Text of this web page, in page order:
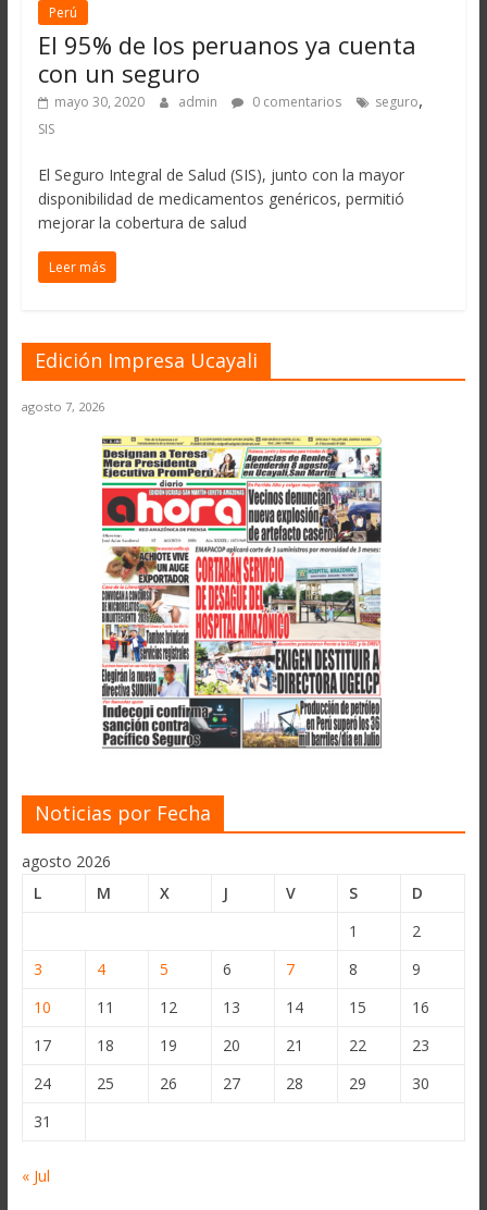
Perú
El 95% de los peruanos ya cuenta
con un seguro
mayo 30, 2020 admin 0 comentarios seguro,
SIS
El Seguro Integral de Salud (SIS), junto con la mayor
disponibilidad de medicamentos genéricos, permitió
mejorar la cobertura de salud
Leer más
Edición Impresa Ucayali
agosto 7, 2026
Noticias por Fecha
agosto 2026
L
M X J V S
D
1
2
3
4 5 6 7 8
9
10
11 12 13 14 15
16
17
18 19 20 21 22
23
24
25 26 27 28 29
30
31
« Jul